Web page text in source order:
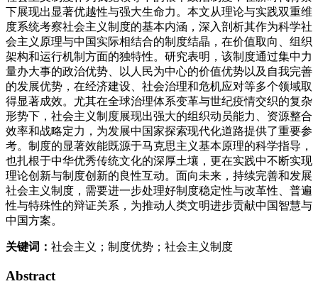
下展现出显著优越性与强大生命力。本文从理论与实践双重维
度系统考察社会主义制度的基本内涵，深入剖析其作为科学社
会主义原理与中国实际相结合的制度结晶，在价值取向、组织
架构和运行机制方面的独特性。研究表明，该制度通过集中力
量办大事的政治优势、以人民为中心的价值优势以及自我完善
的发展优势，在经济建设、社会治理和危机应对等多个领域取
得显著成效。尤其在全球治理体系变革与世纪疫情交织的复杂
形势下，社会主义制度展现出强大的组织动员能力、资源整合
效率和战略定力，为发展中国家探索现代化道路提供了重要参
考。制度的显著效能既源于马克思主义基本原理的科学指导，
也扎根于中华优秀传统文化的深厚土壤，更在实践中不断实现
理论创新与制度创新的良性互动。面向未来，持续完善和发展
社会主义制度，需要进一步处理好制度稳定性与改革性、普遍
性与特殊性的辩证关系，为推动人类文明进步贡献中国智慧与
中国方案。
关键词： 社会主义；制度优势；社会主义制度
Abstract